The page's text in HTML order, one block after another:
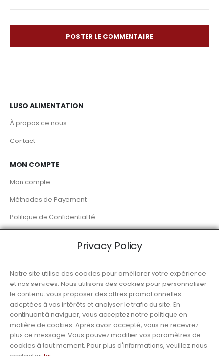
POSTER LE COMMENTAIRE
Privacy Policy
Notre site utilise des cookies pour améliorer votre expérience
et nos services. Nous utilisons des cookies pour personnaliser
le contenu, vous proposer des offres promotionnelles
adaptées à vos intérêts et analyser le trafic du site. En
continuant à naviguer, vous acceptez notre politique en
matière de cookies. Après avoir accepté, vous ne recevrez
plus ce message. Vous pouvez modifier vos paramètres de
cookies à tout moment. Pour plus d'informations, veuillez nous
LUSO ALIMENTATION
À propos de nous
Contact
MON COMPTE
Mon compte
Méthodes de Payement
Politique de Confidentialité
© Luso Alimentation